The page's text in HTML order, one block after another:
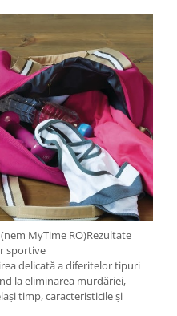
MyTime RO)Rezultate
sportive
delicată a diferitelor tipuri
la eliminarea murdăriei,
timp, caracteristicile și